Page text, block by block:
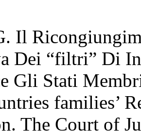
Il
Dei “filtri” Di
Gli Stati
families’
The Court of